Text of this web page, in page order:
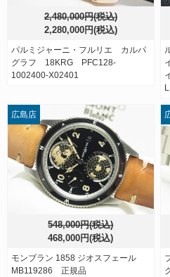
2,480,000円(税込)
2,280,000円(税込)
パルミジャーニ・フルリエ カルパ
グラフ 18KRG PFC128-
1002400-X02401
548,000円(税込)
468,000円(税込)
モンブラン 1858 ジオスフェール
MB119286 正規品
広島店